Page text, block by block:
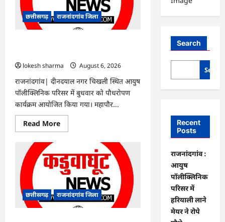
छत्तीसगढ़ राजनांदगांव जिला
lokesh sharma
August 6, 2026
राजनांदगांव| दीनदयाल नगर चिखली स्थित आयुष
पॉलीक्लिनिक परिसर में बुधवार को पौधरोपण
कार्यक्रम आयोजित किया गया। महापौर...
Read MoreRead
more
:
आयुष
पॉलीक्लिनिक
परिसर
हरियाली
लाने
मेयर
छत्तीसगढ़ राजनांदगांव जिला
Search
Recent
Posts
राजनांदगांव :
आयुष
पॉलीक्लिनिक
परिसर में
हरियाली लाने
मेयर ने रोपे